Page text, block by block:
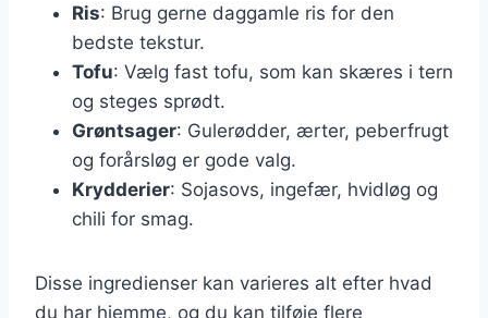
Ris: Brug gerne daggamle ris for den
bedste tekstur.
Tofu: Vælg fast tofu, som kan skæres i tern
og steges sprødt.
Grøntsager: Gulerødder, ærter, peberfrugt
og forårsløg er gode valg.
Krydderier: Sojasovs, ingefær, hvidløg og
chili for smag.
Disse ingredienser kan varieres alt efter hvad
du har hjemme, og du kan tilføje flere